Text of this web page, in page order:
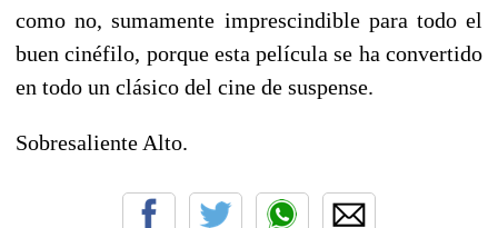
como no, sumamente imprescindible para todo el
buen cinéfilo, porque esta película se ha convertido
en todo un clásico del cine de suspense.
Sobresaliente Alto.